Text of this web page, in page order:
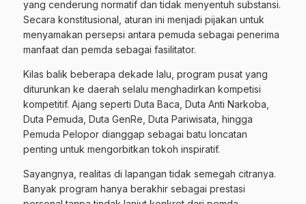
yang cenderung normatif dan tidak menyentuh substansi.
Secara konstitusional, aturan ini menjadi pijakan untuk
menyamakan persepsi antara pemuda sebagai penerima
manfaat dan pemda sebagai fasilitator.
Kilas balik beberapa dekade lalu, program pusat yang
diturunkan ke daerah selalu menghadirkan kompetisi
kompetitif. Ajang seperti Duta Baca, Duta Anti Narkoba,
Duta Pemuda, Duta GenRe, Duta Pariwisata, hingga
Pemuda Pelopor dianggap sebagai batu loncatan
penting untuk mengorbitkan tokoh inspiratif.
Sayangnya, realitas di lapangan tidak semegah citranya.
Banyak program hanya berakhir sebagai prestasi